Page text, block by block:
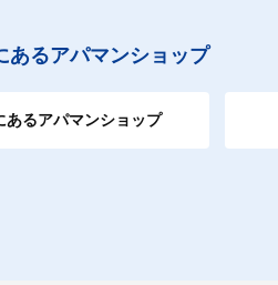
あるアパマンショップ
あるアパマンショップ